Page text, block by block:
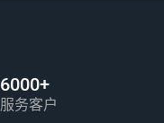
6000+
服务客户